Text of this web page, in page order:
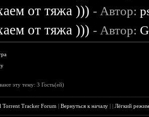
от тяжа ))) - Автор:
от тяжа ))) - Автор:
эту тему: 3 Гость(ей)
Torrent Tracker Forum |Вернуться к началу ||Лёгкий